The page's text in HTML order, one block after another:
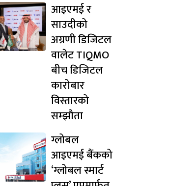
आइएमई र
साउदीको
अग्रणी डिजिटल
वालेट TIQMO
बीच डिजिटल
कारोबार
विस्तारको
सम्झौता
ग्लोबल
आइएमई बैंकको
‘ग्लोबल स्मार्ट